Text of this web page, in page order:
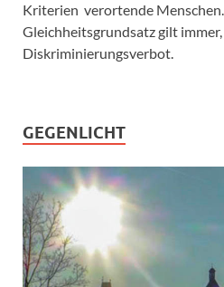
Kriterien verortende
Gleichheitsgrundsatz gilt immer,
Diskriminierungsverbot.
GEGENLICHT